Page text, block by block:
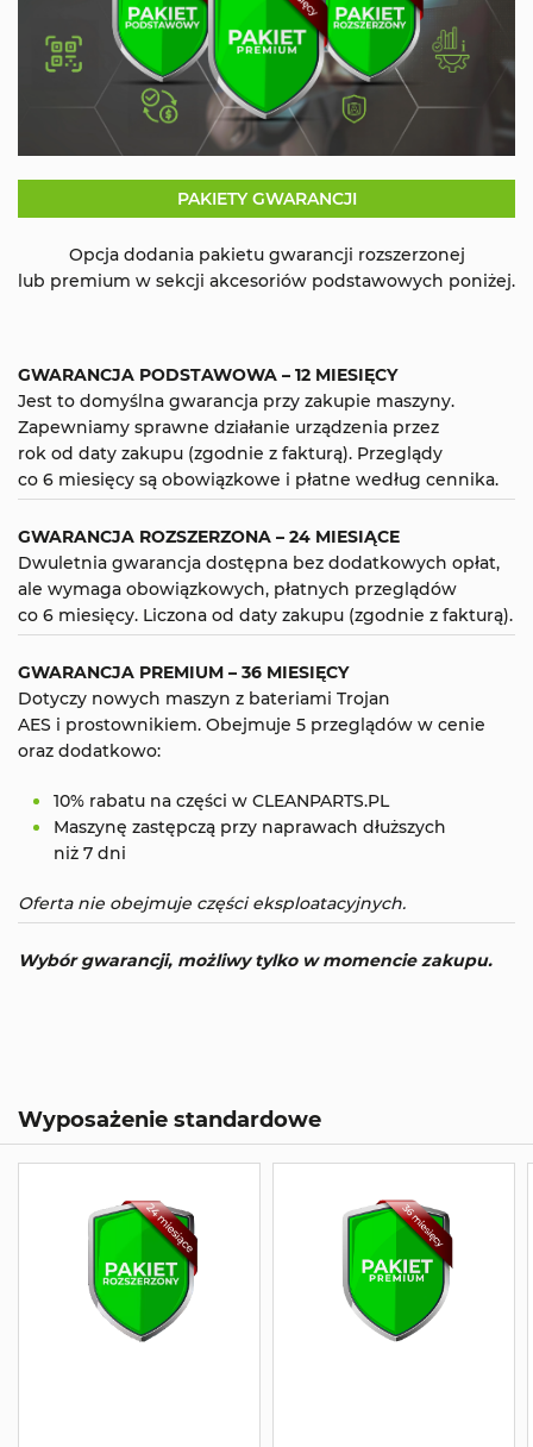
PAKIETY GWARANCJI
Opcja dodania pakietu gwarancji rozszerzonej
lub premium w sekcji akcesoriów podstawowych poniżej.
GWARANCJA PODSTAWOWA – 12 MIESIĘCY
Jest to domyślna gwarancja przy zakupie maszyny.
Zapewniamy sprawne działanie urządzenia przez
rok od daty zakupu (zgodnie z fakturą). Przeglądy
co 6 miesięcy są obowiązkowe i płatne według cennika.
GWARANCJA ROZSZERZONA – 24 MIESIĄCE
Dwuletnia gwarancja dostępna bez dodatkowych opłat,
ale wymaga obowiązkowych, płatnych przeglądów
co 6 miesięcy. Liczona od daty zakupu (zgodnie z fakturą).
GWARANCJA PREMIUM – 36 MIESIĘCY
Dotyczy nowych maszyn z bateriami Trojan
AES i prostownikiem. Obejmuje 5 przeglądów w cenie
oraz dodatkowo:
10% rabatu na części w CLEANPARTS.PL
Maszynę zastępczą przy naprawach dłuższych
niż 7 dni
Oferta nie obejmuje części eksploatacyjnych.
Wybór gwarancji, możliwy tylko w momencie zakupu.
Wyposażenie standardowe